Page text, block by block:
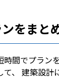
をまと
間でプラ
、 建築設